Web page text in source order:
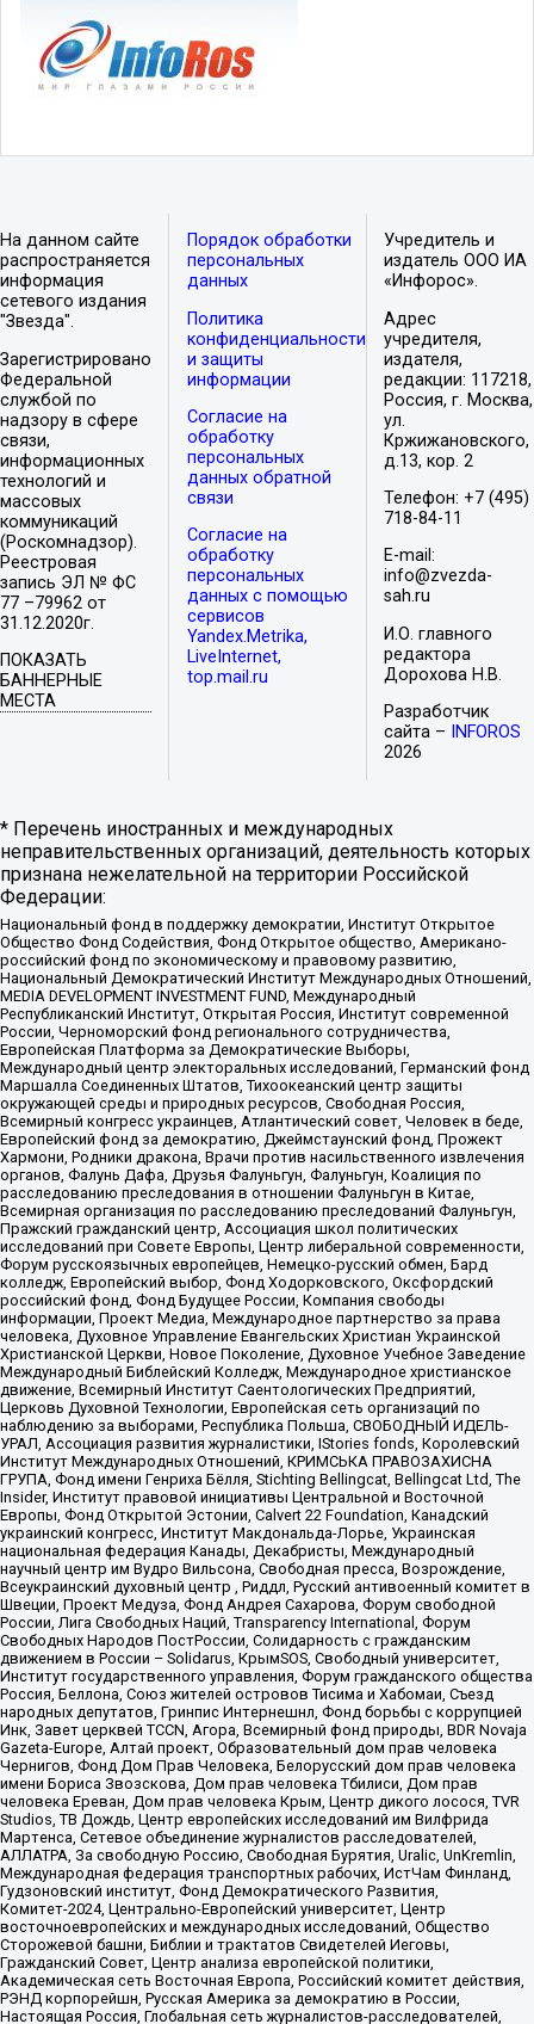
На данном сайте
распространяется
информация
сетевого издания
"Звезда".
Зарегистрировано
Федеральной
службой по
надзору в сфере
связи,
информационных
технологий и
массовых
коммуникаций
(Роскомнадзор).
Реестровая
запись ЭЛ № ФС
77 –79962 от
31.12.2020г.
ПОКАЗАТЬ
БАННЕРНЫЕ
МЕСТА
Порядок обработки
персональных
данных
Политика
конфиденциальности
и защиты
информации
Согласие на
обработку
персональных
данных обратной
связи
Согласие на
обработку
персональных
данных с помощью
сервисов
Yandex.Metrika,
LiveInternet,
top.mail.ru
Учредитель и
издатель ООО ИА
«Инфорос».
Адрес
учредителя,
издателя,
редакции: 117218,
Россия, г. Москва,
ул.
Кржижановского,
д.13, кор. 2
Телефон: +7 (495)
718-84-11
E-mail:
info@zvezda-
sah.ru
И.О. главного
редактора
Дорохова Н.В.
Разработчик
сайта –
INFOROS
2026
* Перечень иностранных и международных
неправительственных организаций, деятельность которых
признана нежелательной на территории Российской
Федерации:
Национальный фонд в поддержку демократии, Институт Открытое
Общество Фонд Содействия, Фонд Открытое общество, Американо-
российский фонд по экономическому и правовому развитию,
Национальный Демократический Институт Международных Отношений,
MEDIA DEVELOPMENT INVESTMENT FUND, Международный
Республиканский Институт, Открытая Россия, Институт современной
России, Черноморский фонд регионального сотрудничества,
Европейская Платформа за Демократические Выборы,
Международный центр электоральных исследований, Германский фонд
Маршалла Соединенных Штатов, Тихоокеанский центр защиты
окружающей среды и природных ресурсов, Свободная Россия,
Всемирный конгресс украинцев, Атлантический совет, Человек в беде,
Европейский фонд за демократию, Джеймстаунский фонд, Прожект
Хармони, Родники дракона, Врачи против насильственного извлечения
органов, Фалунь Дафа, Друзья Фалуньгун, Фалуньгун, Коалиция по
расследованию преследования в отношении Фалуньгун в Китае,
Всемирная организация по расследованию преследований Фалуньгун,
Пражский гражданский центр, Ассоциация школ политических
исследований при Совете Европы, Центр либеральной современности,
Форум русскоязычных европейцев, Немецко-русский обмен, Бард
колледж, Европейский выбор, Фонд Ходорковского, Оксфордский
российский фонд, Фонд Будущее России, Компания свободы
информации, Проект Медиа, Международное партнерство за права
человека, Духовное Управление Евангельских Христиан Украинской
Христианской Церкви, Новое Поколение, Духовное Учебное Заведение
Международный Библейский Колледж, Международное христианское
движение, Всемирный Институт Саентологических Предприятий,
Церковь Духовной Технологии, Европейская сеть организаций по
наблюдению за выборами, Республика Польша, СВОБОДНЫЙ ИДЕЛЬ-
УРАЛ, Ассоциация развития журналистики, IStories fonds, Королевский
Институт Международных Отношений, КРИМСЬКА ПРАВОЗАХИСНА
ГРУПА, Фонд имени Генриха Бёлля, Stichting Bellingcat, Bellingcat Ltd, The
Insider, Институт правовой инициативы Центральной и Восточной
Европы, Фонд Открытой Эстонии, Calvert 22 Foundation, Канадский
украинский конгресс, Институт Макдональда-Лорье, Украинская
национальная федерация Канады, Декабристы, Международный
научный центр им Вудро Вильсона, Свободная пресса, Возрождение,
Всеукраинский духовный центр , Риддл, Русский антивоенный комитет в
Швеции, Проект Медуза, Фонд Андрея Сахарова, Форум свободной
России, Лига Свободных Наций, Transparеncy International, Форум
Свободных Народов ПостРоссии, Солидарность с гражданским
движением в России – Solidarus, КрымSOS, Свободный университет,
Институт государственного управления, Форум гражданского общества
Россия, Беллона, Союз жителей островов Тисима и Хабомаи, Съезд
народных депутатов, Гринпис Интернешнл, Фонд борьбы с коррупцией
Инк, Завет церквей TCCN, Агора, Всемирный фонд природы, BDR Novaja
Gazeta-Europe, Алтай проект, Образовательный дом прав человека
Чернигов, Фонд Дом Прав Человека, Белорусский дом прав человека
имени Бориса Звозскова, Дом прав человека Тбилиси, Дом прав
человека Ереван, Дом прав человека Крым, Центр дикого лосося, TVR
Studios, ТВ Дождь, Центр европейских исследований им Вилфрида
Мартенса, Сетевое объединение журналистов расследователей,
АЛЛАТРА, За свободную Россию, Свободная Бурятия, Uralic, UnKremlin,
Международная федерация транспортных рабочих, ИстЧам Финланд,
Гудзоновский институт, Фонд Демократического Развития,
Комитет-2024, Центрально-Европейский университет, Центр
восточноевропейских и международных исследований, Общество
Сторожевой башни, Библии и трактатов Свидетелей Иеговы,
Гражданский Совет, Центр анализа европейской политики,
Академическая сеть Восточная Европа, Российский комитет действия,
РЭНД корпорейшн, Русская Америка за демократию в России,
Настоящая Россия, Глобальная сеть журналистов-расследователей,